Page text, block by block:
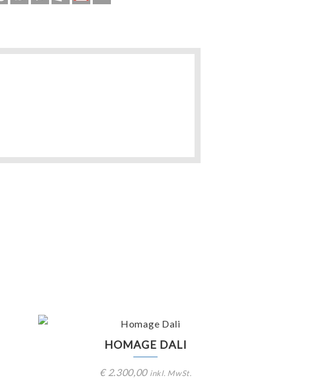
HOMAGE DALI
€2.300,00 inkl. MwSt.